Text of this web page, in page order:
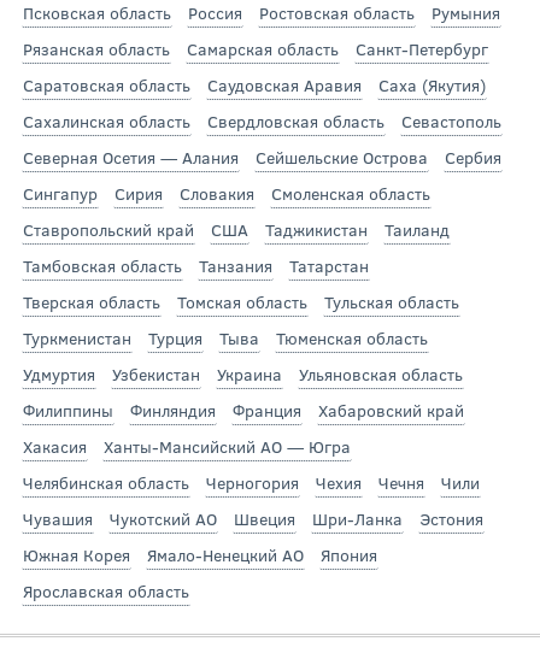
Псковская область
Россия Ростовская область
Румыния
Рязанская область
Самарская область
Санкт-Петербург
Саратовская область
Саудовская Аравия
Саха (Якутия)
Сахалинская область
Свердловская область
Севастополь
Северная Осетия — Алания
Сейшельские Острова
Сербия
Сингапур
Сирия Словакия
Смоленская область
Ставропольский край
США Таджикистан
Таиланд
Тамбовская область
Танзания
Татарстан
Тверская область
Томская область
Тульская область
Туркменистан
Турция Тыва
Тюменская область
Удмуртия
Узбекистан Украина
Ульяновская область
Филиппины
Финляндия Франция
Хабаровский край
Хакасия
Ханты-Мансийский АО — Югра
Челябинская область
Черногория Чехия Чечня
Чили
Чувашия
Чукотский АО Швеция Шри-Ланка
Эстония
Южная Корея
Ямало-Ненецкий АО
Япония
Ярославская область